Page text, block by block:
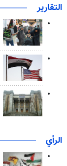
التقارير
الرأي